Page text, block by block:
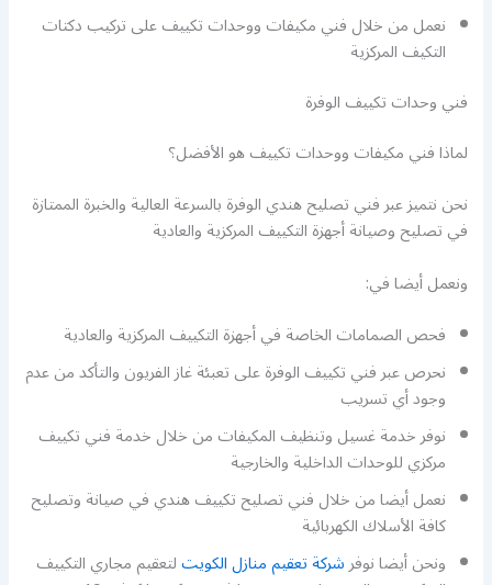
نعمل من خلال فني مكيفات ووحدات تكييف على تركيب دكتات
التكيف المركزية
فني وحدات تكييف الوفرة
لماذا فني مكيفات ووحدات تكييف هو الأفضل؟
نحن نتميز عبر فني تصليح هندي الوفرة بالسرعة العالية والخبرة الممتازة
في تصليح وصيانة أجهزة التكييف المركزية والعادية
ونعمل أيضا في:
فحص الصمامات الخاصة في أجهزة التكييف المركزية والعادية
نحرص عبر فني تكييف الوفرة على تعبئة غاز الفريون والتأكد من عدم
وجود أي تسريب
نوفر خدمة غسيل وتنظيف المكيفات من خلال خدمة فني تكييف
مركزي للوحدات الداخلية والخارجية
نعمل أيضا من خلال فني تصليح تكييف هندي في صيانة وتصليح
كافة الأسلاك الكهربائية
ونحن أيضا نوفرشركة تعقيم منازل الكويتلتعقيم مجاري التكييف